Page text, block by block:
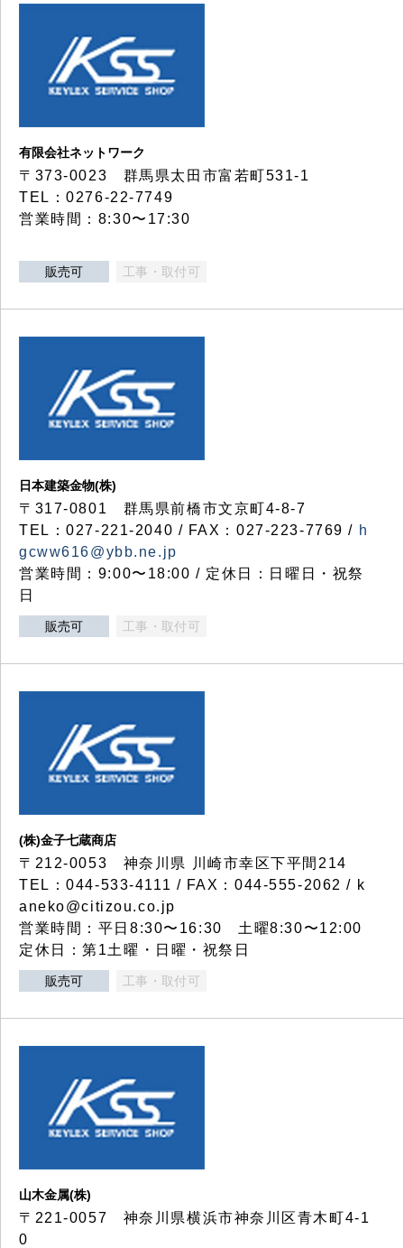
有限会社ネットワーク
〒373-0023 群馬県太田市富若町531-1
TEL：0276-22-7749
営業時間：8:30〜17:30
販売可 工事・取付可
日本建築金物(株)
〒317‐0801 群馬県前橋市文京町4-8-7
TEL：027-221-2040 / FAX：027-223-7769 / h
gcww616@ybb.ne.jp
営業時間：9:00〜18:00 / 定休日：日曜日・祝祭
日
販売可 工事・取付可
(株)金子七蔵商店
〒212-0053 神奈川県 川崎市幸区下平間214
TEL：044-533-4111 / FAX：044-555-2062 / k
aneko@citizou.co.jp
営業時間：平日8:30〜16:30 土曜8:30〜12:00
定休日：第1土曜・日曜・祝祭日
販売可 工事・取付可
山木金属(株)
〒221-0057 神奈川県横浜市神奈川区青木町4-1
0